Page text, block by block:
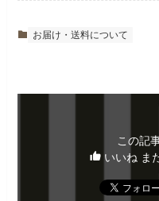
お届け・送料について
この記
いいね ま